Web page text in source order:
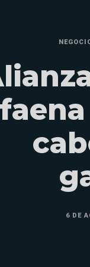
6 DE